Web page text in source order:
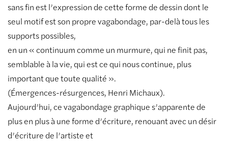
sans fin est l’expression de cette forme de dessin dont le
seul motif est son propre vagabondage, par-delà tous les
supports possibles,
en un « continuum comme un murmure, qui ne finit pas,
semblable à la vie, qui est ce qui nous continue, plus
important que toute qualité ».
(Émergences-résurgences, Henri Michaux).
Aujourd’hui, ce vagabondage graphique s’apparente de
plus en plus à une forme d’écriture, renouant avec un désir
d’écriture de l’artiste et